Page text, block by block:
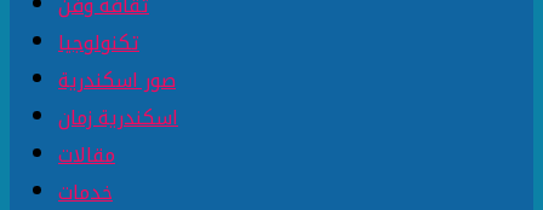
تكنولوجيا
صور اسكندرية
اسكندرية زمان
مقالات
خدمات